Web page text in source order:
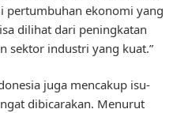
pertumbuhan ekonomi yang
dilihat dari peningkatan
sektor industri yang kuat.”
juga mencakup isu-
dibicarakan. Menurut